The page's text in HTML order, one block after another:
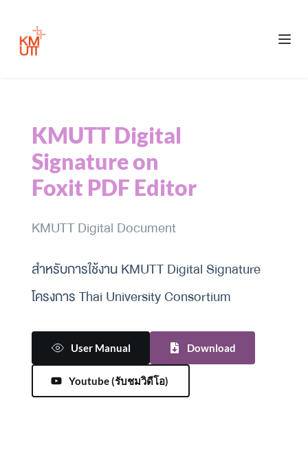
KMUTT Digital
Signature on
Foxit PDF Editor
KMUTT Digital Document
สำหรับการใช้งาน KMUTT Digital Signature
โครงการ Thai University Consortium
User Manual Download
Youtube (รับชมวิดีโอ)